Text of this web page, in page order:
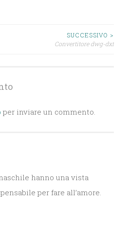
SUCCESSIVO >
Convertitore dwg-dxf
per inviare un commento.
hanno una vista
per fare all’amore.